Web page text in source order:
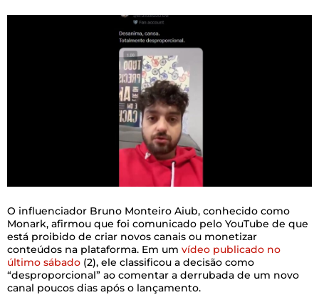
O influenciador Bruno Monteiro Aiub, conhecido como
Monark, afirmou que foi comunicado pelo YouTube de que
está proibido de criar novos canais ou monetizar
conteúdos na plataforma. Em um vídeo publicado no
último sábado (2), ele classificou a decisão como
“desproporcional” ao comentar a derrubada de um novo
canal poucos dias após o lançamento.